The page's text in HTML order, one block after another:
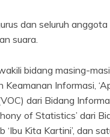
dan seluruh
suara.
bidang masing-
Informasi,
dari Bidang
of Statistics’ dari
Kita Kartini’, dan